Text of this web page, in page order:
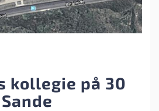
kollegie på 30